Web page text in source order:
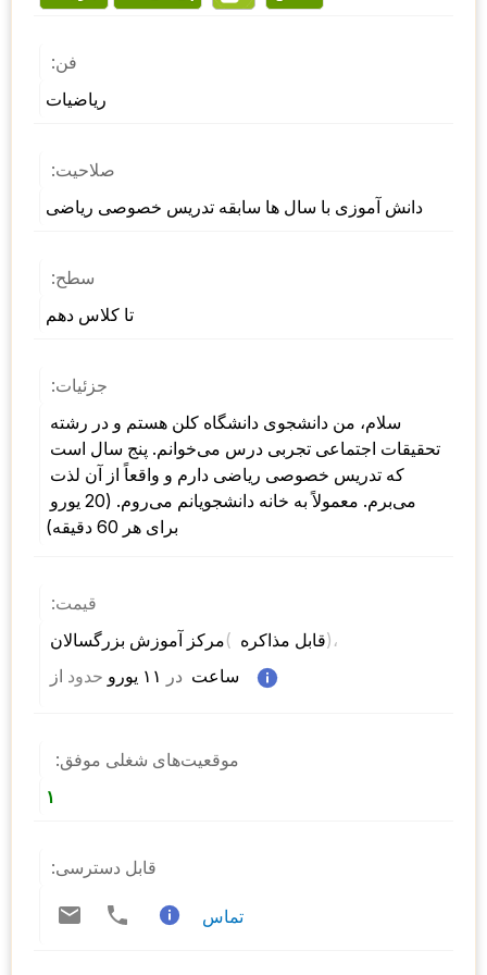
فن:
ریاضیات
صلاحیت:
دانش آموزی با سال ها سابقه تدریس خصوصی ریاضی
سطح:
تا کلاس دهم
جزئیات:
سلام، من دانشجوی دانشگاه کلن هستم و در رشته
برای هر 60 دقیقه)
قیمت:
مرکز آموزش بزرگسالان ( قابل مذاکره )،
از حدود در ساعت
موقعیت‌های شغلی موفق:
۱
قابل دسترسی:
تماس